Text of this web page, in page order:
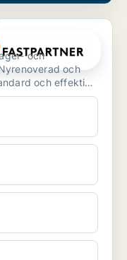
och
och
och effektiv